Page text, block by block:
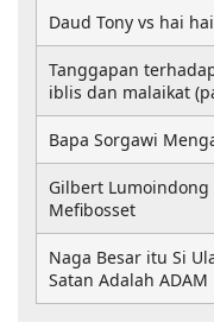
Daud Tony vs hai
Tanggapan
iblis dan malaikat
Bapa Sorgawi
Gilbert
Mefibosset
Naga Besar itu Si
Satan Adalah ADAM